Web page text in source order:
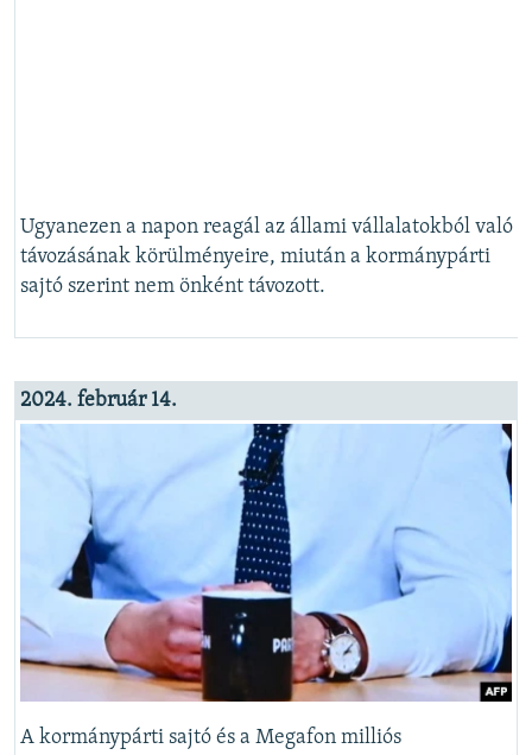
Ugyanezen a napon reagál az állami vállalatokból való
távozásának körülményeire, miután a kormánypárti
sajtó szerint nem önként távozott.
2024. február 14.
A kormánypárti sajtó és a Megafon milliós